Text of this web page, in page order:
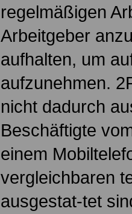
regelmäßigen
Arbeitgeber
aufhalten, um
aufzunehmen.
nicht dadurch
Beschäftigte
einem
vergleichbaren
ausgestat-tet